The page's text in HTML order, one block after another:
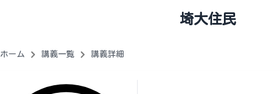
埼大住民
ホーム 講義一覧 講義詳細